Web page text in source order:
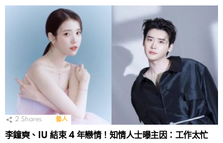
2 Shares 藝人
李鐘奭、IU 結束 4 年戀情！知情人士曝主因：工作太忙